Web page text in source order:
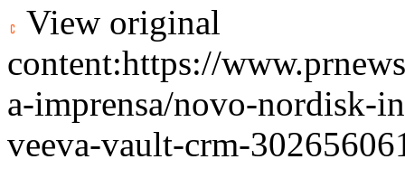
View original
content:https://
a-imprensa/novo-nordisk-
veeva-vault-crm-